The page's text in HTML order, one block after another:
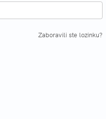
Zaboravili ste lozinku?